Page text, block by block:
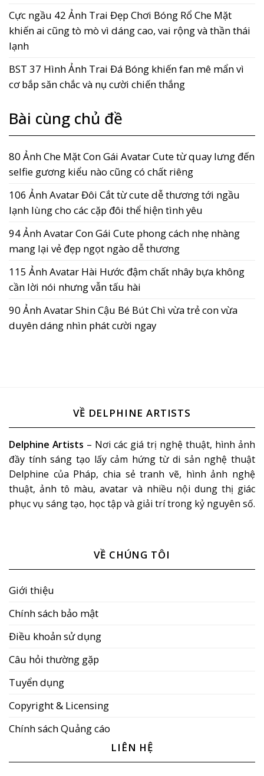
Cực ngầu 42 Ảnh Trai Đẹp Chơi Bóng Rổ Che Mặt
khiến ai cũng tò mò vì dáng cao, vai rộng và thần thái
lạnh
BST 37 Hình Ảnh Trai Đá Bóng khiến fan mê mẩn vì
cơ bắp săn chắc và nụ cười chiến thắng
Bài cùng chủ đề
80 Ảnh Che Mặt Con Gái Avatar Cute từ quay lưng đến
selfie gương kiểu nào cũng có chất riêng
106 Ảnh Avatar Đôi Cắt từ cute dễ thương tới ngầu
lạnh lùng cho các cặp đôi thể hiện tình yêu
94 Ảnh Avatar Con Gái Cute phong cách nhẹ nhàng
mang lại vẻ đẹp ngọt ngào dễ thương
115 Ảnh Avatar Hài Hước đậm chất nhây bựa không
cần lời nói nhưng vẫn tấu hài
90 Ảnh Avatar Shin Cậu Bé Bút Chì vừa trẻ con vừa
duyên dáng nhìn phát cười ngay
VỀ DELPHINE ARTISTS
Delphine Artists – Nơi các giá trị nghệ thuật, hình ảnh
đầy tính sáng tạo lấy cảm hứng từ di sản nghệ thuật
Delphine của Pháp, chia sẻ tranh vẽ, hình ảnh nghệ
thuật, ảnh tô màu, avatar và nhiều nội dung thị giác
phục vụ sáng tạo, học tập và giải trí trong kỷ nguyên số.
VỀ CHÚNG TÔI
Giới thiệu
Chính sách bảo mật
Điều khoản sử dụng
Câu hỏi thường gặp
Tuyển dụng
Copyright & Licensing
Chính sách Quảng cáo
LIÊN HỆ